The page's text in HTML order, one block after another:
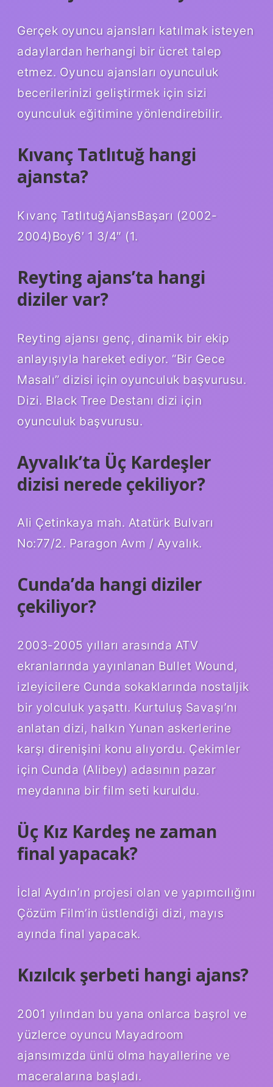
Gerçek oyuncu ajansları katılmak isteyen
adaylardan herhangi bir ücret talep
etmez. Oyuncu ajansları oyunculuk
becerilerinizi geliştirmek için sizi
oyunculuk eğitimine yönlendirebilir.
Kıvanç Tatlıtuğ hangi
ajansta?
Kıvanç TatlıtuğAjansBaşarı (2002-
2004)Boy6′ 1 3/4″ (1.
Reyting ajans’ta hangi
diziler var?
Reyting ajansı genç, dinamik bir ekip
anlayışıyla hareket ediyor. “Bir Gece
Masalı” dizisi için oyunculuk başvurusu.
Dizi. Black Tree Destanı dizi için
oyunculuk başvurusu.
Ayvalık’ta Üç Kardeşler
dizisi nerede çekiliyor?
Ali Çetinkaya mah. Atatürk Bulvarı
No:77/2. Paragon Avm / Ayvalık.
Cunda’da hangi diziler
çekiliyor?
2003-2005 yılları arasında ATV
ekranlarında yayınlanan Bullet Wound,
izleyicilere Cunda sokaklarında nostaljik
bir yolculuk yaşattı. Kurtuluş Savaşı’nı
anlatan dizi, halkın Yunan askerlerine
karşı direnişini konu alıyordu. Çekimler
için Cunda (Alibey) adasının pazar
meydanına bir film seti kuruldu.
Üç Kız Kardeş ne zaman
final yapacak?
İclal Aydın’ın projesi olan ve yapımcılığını
Çözüm Film’in üstlendiği dizi, mayıs
ayında final yapacak.
Kızılcık şerbeti hangi ajans?
2001 yılından bu yana onlarca başrol ve
yüzlerce oyuncu Mayadroom
ajansımızda ünlü olma hayallerine ve
maceralarına başladı.